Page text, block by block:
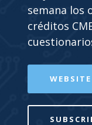
semana los
créditos
WEBSITE